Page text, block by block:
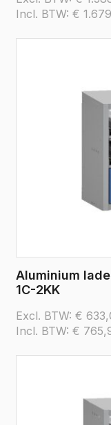
Incl. BTW: €
Aluminium
1C-2KK
Excl. BTW: €
Incl. BTW: €